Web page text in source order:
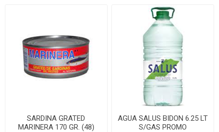
SARDINA GRATED
MARINERA 170 GR. (48)
AGUA SALUS BIDON 6.25 LT
S/GAS PROMO